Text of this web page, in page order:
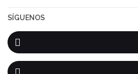
SÍGUENOS